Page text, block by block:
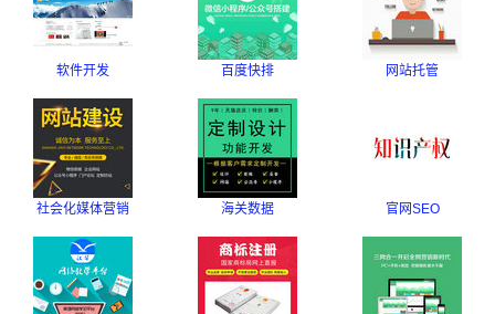
软件开发 百度快排 网站托管
社会化媒体营销 海关数据 官网SEO